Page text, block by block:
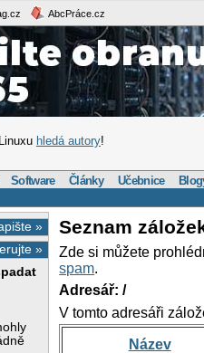
AbcPráce.cz
hledá autory!
Software Články Učebnice
»
»
Seznam
Zde si můžete
spam.
Adresář: /
V tomto adresáři
Název